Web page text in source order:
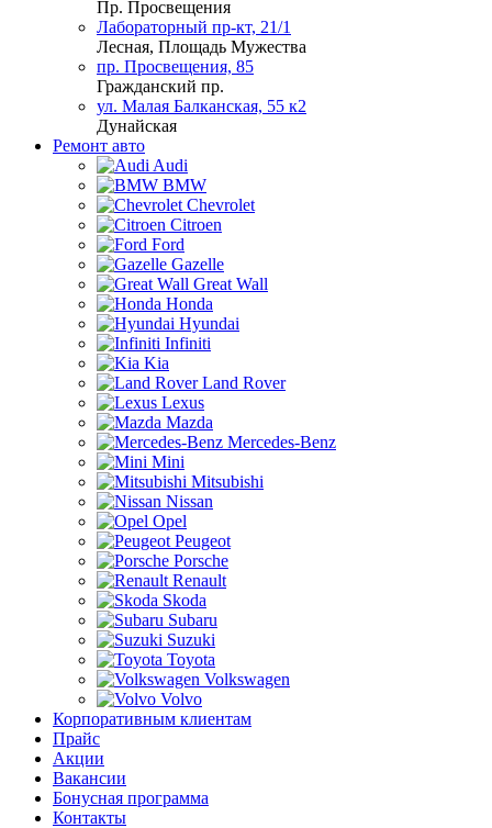
Пр. Просвещения
Лабораторный пр-кт, 21/1
Лесная, Площадь Мужества
пр. Просвещения, 85
Гражданский пр.
ул. Малая Балканская, 55 к2
Дунайская
Ремонт авто
Audi
BMW
Chevrolet
Citroen
Ford
Gazelle
Great Wall
Honda
Hyundai
Infiniti
Kia
Land Rover
Lexus
Mazda
Mercedes-Benz
Mini
Mitsubishi
Nissan
Opel
Peugeot
Porsche
Renault
Skoda
Subaru
Suzuki
Toyota
Volkswagen
Volvo
Корпоративным клиентам
Прайс
Акции
Вакансии
Бонусная программа
Контакты